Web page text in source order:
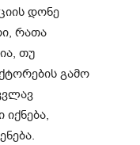
დონე
რათა
თუ
გამო